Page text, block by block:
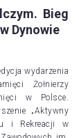
Bieg
Dynowie
wydarzenia
Żołnierzy
w Polsce.
„Aktywny
i Rekreacji w